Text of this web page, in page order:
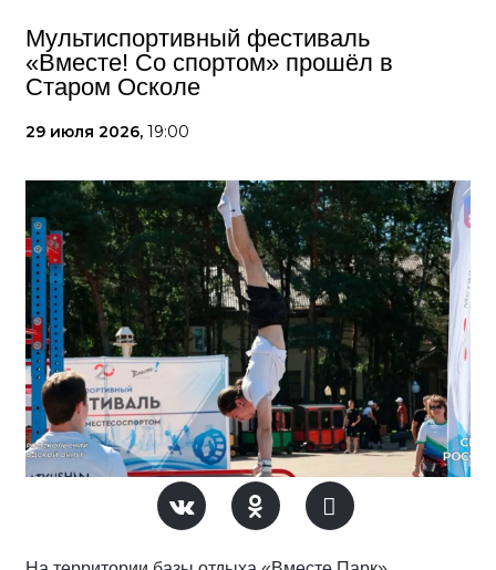
Мультиспортивный фестиваль
«Вместе! Со спортом» прошёл в
Старом Осколе
29 июля 2026, 19:00